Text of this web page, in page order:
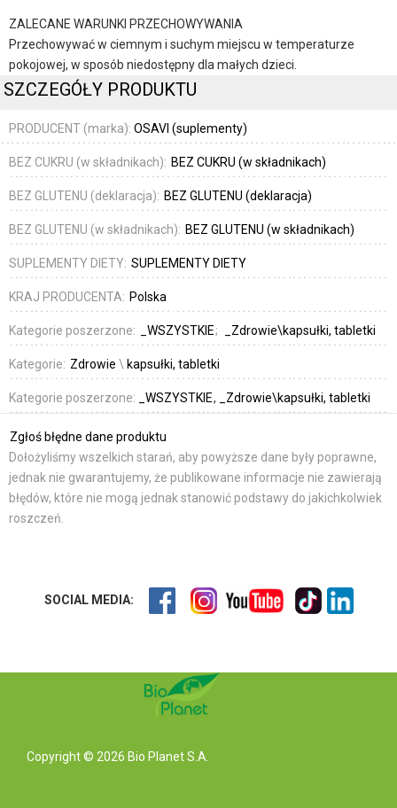
ZALECANE WARUNKI PRZECHOWYWANIA
Przechowywać w ciemnym i suchym miejscu w temperaturze
pokojowej, w sposób niedostępny dla małych dzieci.
SZCZEGÓŁY PRODUKTU
PRODUCENT (marka): OSAVI (suplementy)
BEZ CUKRU (w składnikach): BEZ CUKRU (w składnikach)
BEZ GLUTENU (deklaracja): BEZ GLUTENU (deklaracja)
BEZ GLUTENU (w składnikach): BEZ GLUTENU (w składnikach)
SUPLEMENTY DIETY: SUPLEMENTY DIETY
KRAJ PRODUCENTA: Polska
Kategorie poszerzone: _WSZYSTKIE _Zdrowie\kapsułki, tabletki
Kategorie: Zdrowie \ kapsułki, tabletki
Kategorie poszerzone: _WSZYSTKIE _Zdrowie\kapsułki, tabletki
Zgłoś błędne dane produktu
Dołożyliśmy wszelkich starań, aby powyższe dane były poprawne,
jednak nie gwarantujemy, że publikowane informacje nie zawierają
błędów, które nie mogą jednak stanowić podstawy do jakichkolwiek
roszczeń.
SOCIAL MEDIA:
Copyright © 2026 Bio Planet S.A.